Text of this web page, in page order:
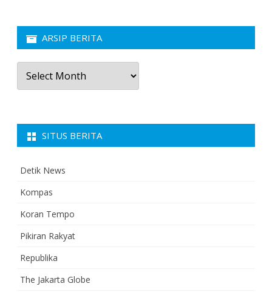
ARSIP BERITA
Arsip
Berita
SITUS BERITA
Detik News
Kompas
Koran Tempo
Pikiran Rakyat
Republika
The Jakarta Globe